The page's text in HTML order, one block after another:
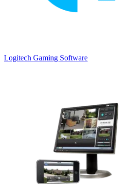
Logitech Gaming Software